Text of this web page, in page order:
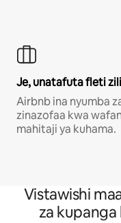
Je, unatafuta fleti
Airbnb ina nyumba
zinazofaa kwa
mahitaji ya kuhama.
Vistawishi
za